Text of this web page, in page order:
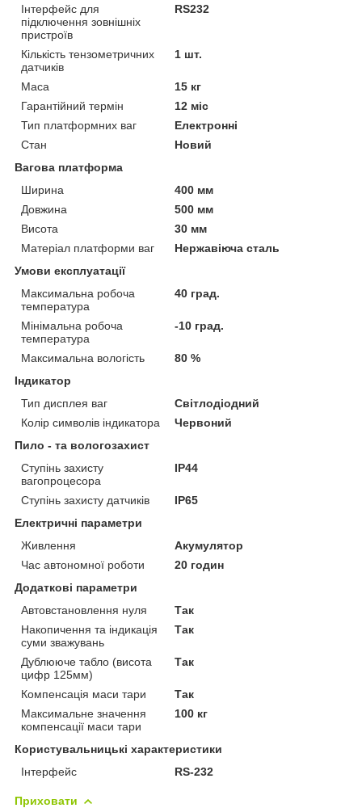
Інтерфейс для
підключення зовнішніх
пристроїв
RS232
Кількість тензометричних
датчиків
1 шт.
Маса
15 кг
Гарантійний термін
12 міс
Тип платформних ваг
Електронні
Стан
Новий
Вагова платформа
Ширина
400 мм
Довжина
500 мм
Висота
30 мм
Матеріал платформи ваг
Нержавіюча сталь
Умови експлуатації
Максимальна робоча
температура
40 град.
Мінімальна робоча
температура
-10 град.
Максимальна вологість
80 %
Індикатор
Тип дисплея ваг
Світлодіодний
Колір символів індикатора
Червоний
Пило - та вологозахист
Ступінь захисту
вагопроцесора
IP44
Ступінь захисту датчиків
IP65
Електричні параметри
Живлення
Акумулятор
Час автономної роботи
20 годин
Додаткові параметри
Автовстановлення нуля
Так
Накопичення та індикація
суми зважувань
Так
Дублююче табло (висота
цифр 125мм)
Так
Компенсація маси тари
Так
Максимальне значення
компенсації маси тари
100 кг
Користувальницькі характеристики
Інтерфейс
RS-232
Приховати